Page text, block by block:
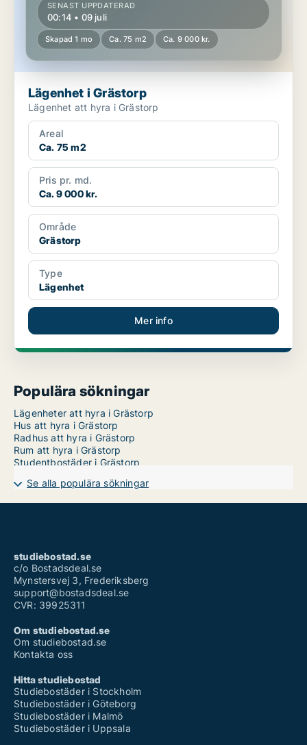
SENAST UPPDATERAD
00:14 • 09 juli
Skapad 1 mo Ca. 75 m2 Ca. 9 000 kr.
Lägenhet i Grästorp
Lägenhet att hyra i Grästorp
Areal
Ca. 75 m2
Pris pr. md.
Ca. 9 000 kr.
Område
Grästorp
Type
Lägenhet
Mer info
Populära sökningar
Lägenheter att hyra i Grästorp
Hus att hyra i Grästorp
Radhus att hyra i Grästorp
Rum att hyra i Grästorp
Studentbostäder i Grästorp
Se alla populära sökningar
studiebostad.se
c/o Bostadsdeal.se
Mynstersvej 3, Frederiksberg
support@bostadsdeal.se
CVR: 39925311
Om studiebostad.se
Om studiebostad.se
Kontakta oss
Hitta studiebostad
Studiebostäder i Stockholm
Studiebostäder i Göteborg
Studiebostäder i Malmö
Studiebostäder i Uppsala